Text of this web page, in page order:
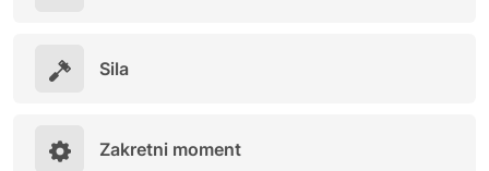
Sila
Zakretni moment